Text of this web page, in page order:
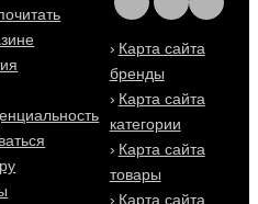
Карта сайта
бренды
Карта сайта
категории
Карта сайта
товары
Карта сайта